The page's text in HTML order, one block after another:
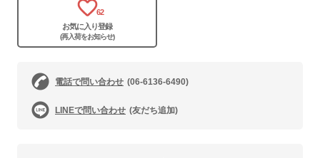
62
お気に入り登録
(再入荷をお知らせ)
電話で問い合わせ (06-6136-6490)
LINEで問い合わせ (友だち追加)